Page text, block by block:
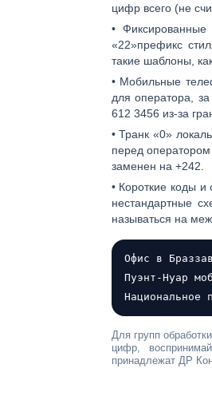
цифрвсего (не
• Фиксированные
«22»префикс
такие шаблоны,
• Мобильные
для оператора,
612 3456 из-за
•Транк «0»
перед
заменен на +242.
• Короткие коды
нестандартные
называться на
Офис в
Пуэнт-Нуар
Национальное
Для групп
цифр,
принадлежат ДР